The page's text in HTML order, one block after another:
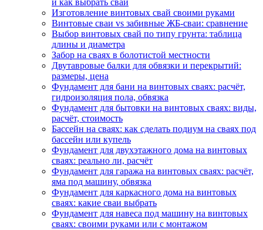
и как выбрать сваи
Изготовление винтовых свай своими руками
Винтовые сваи vs забивные ЖБ-сваи: сравнение
Выбор винтовых свай по типу грунта: таблица
длины и диаметра
Забор на сваях в болотистой местности
Двутавровые балки для обвязки и перекрытий:
размеры, цена
Фундамент для бани на винтовых сваях: расчёт,
гидроизоляция пола, обвязка
Фундамент для бытовки на винтовых сваях: виды,
расчёт, стоимость
Бассейн на сваях: как сделать подиум на сваях под
бассейн или купель
Фундамент для двухэтажного дома на винтовых
сваях: реально ли, расчёт
Фундамент для гаража на винтовых сваях: расчёт,
яма под машину, обвязка
Фундамент для каркасного дома на винтовых
сваях: какие сваи выбрать
Фундамент для навеса под машину на винтовых
сваях: своими руками или с монтажом